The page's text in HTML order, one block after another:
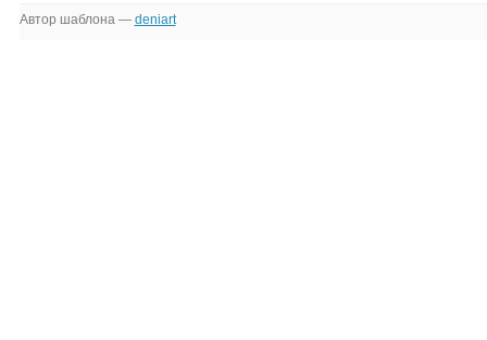
Автор шаблона — deniart